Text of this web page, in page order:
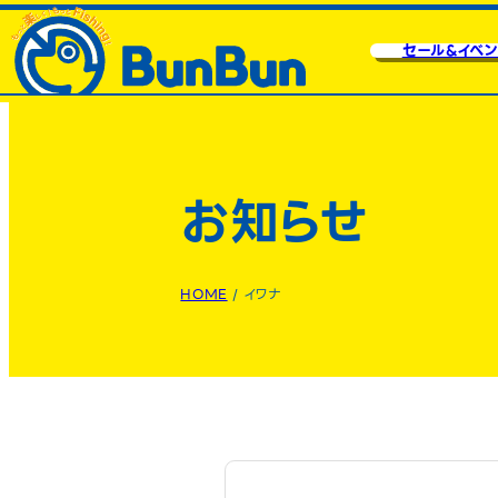
セール&イベ
お知らせ
HOME / イワナ